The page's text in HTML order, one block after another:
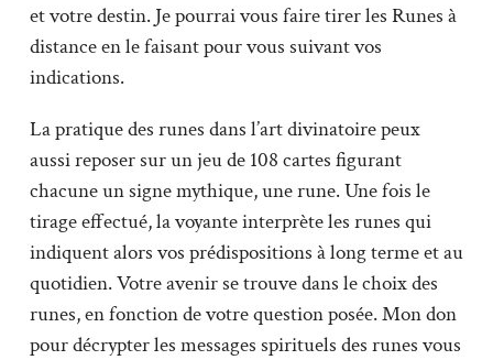
et votre destin. Je pourrai vous faire tirer les Runes à
distance en le faisant pour vous suivant vos
indications.
La pratique des runes dans l’art divinatoire peux
aussi reposer sur un jeu de 108 cartes figurant
chacune un signe mythique, une rune. Une fois le
tirage effectué, la voyante interprète les runes qui
indiquent alors vos prédispositions à long terme et au
quotidien. Votre avenir se trouve dans le choix des
runes, en fonction de votre question posée. Mon don
pour décrypter les messages spirituels des runes vous